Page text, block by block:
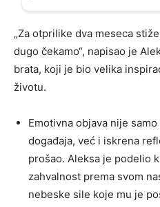
„Za otprilike dva meseca
dugo čekamo“, napisao je
brata, koji je bio velika
životu.
Emotivna objava nije
događaja, već i iskrena
prošao. Aleksa je podelio
zahvalnost prema svom
nebeske sile koje mu je